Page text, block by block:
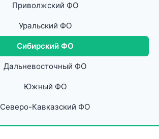
Приволжский ФО
Уральский ФО
Сибирский ФО
Дальневосточный ФО
Южный ФО
Северо-Кавказский ФО